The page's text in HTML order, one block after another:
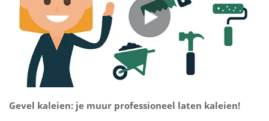
Gevel kaleien: je muur professioneel laten kaleien!